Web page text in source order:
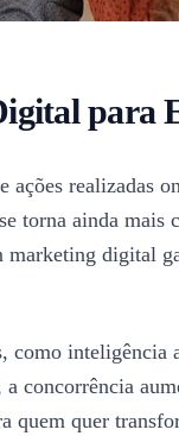
para
realizadas
torna ainda
digital
inteligência
concorrência
quem quer